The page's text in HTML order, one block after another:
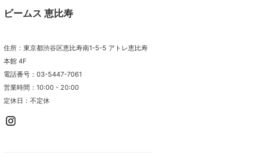
ビームス 恵比寿
住所：東京都渋谷区恵比寿南1-5-5 アトレ恵比寿
本館 4F
電話番号：03-5447-7061
営業時間：10:00 - 20:00
定休日：不定休